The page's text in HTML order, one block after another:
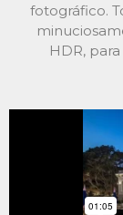
fotográfico.
HDR,